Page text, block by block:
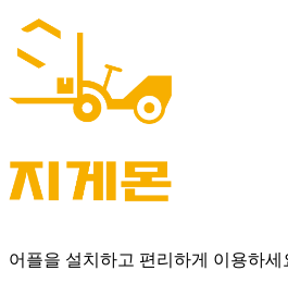
어플을 설치하고 편리하게 이용하세